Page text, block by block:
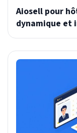
Aiosell pour
dynamique et